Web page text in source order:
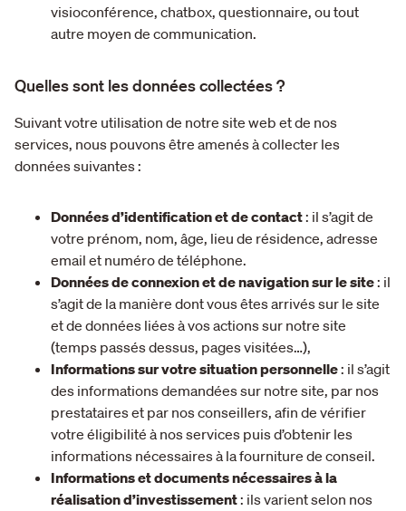
visioconférence, chatbox, questionnaire, ou tout
autre moyen de communication.
Quelles sont les données collectées ?
Suivant votre utilisation de notre site web et de nos
services, nous pouvons être amenés à collecter les
données suivantes :
Données d’identification et de contact: il s’agit de
votre prénom, nom, âge, lieu de résidence, adresse
email et numéro de téléphone.
Données de connexion et de navigation sur le site: il
s’agit de la manière dont vous êtes arrivés sur le site
et de données liées à vos actions sur notre site
(temps passés dessus, pages visitées…),
Informations sur votre situation personnelle: il s’agit
des informations demandées sur notre site, par nos
prestataires et par nos conseillers, afin de vérifier
votre éligibilité à nos services puis d’obtenir les
informations nécessaires à la fourniture de conseil.
Informations et documents nécessaires à la
réalisation d’investissement: ils varient selon nos